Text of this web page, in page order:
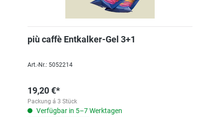
più caffè Entkalker-Gel 3+1
Art.-Nr.: 5052214
19,20 €*
Packung á 3 Stück
Verfügbar in 5–7 Werktagen